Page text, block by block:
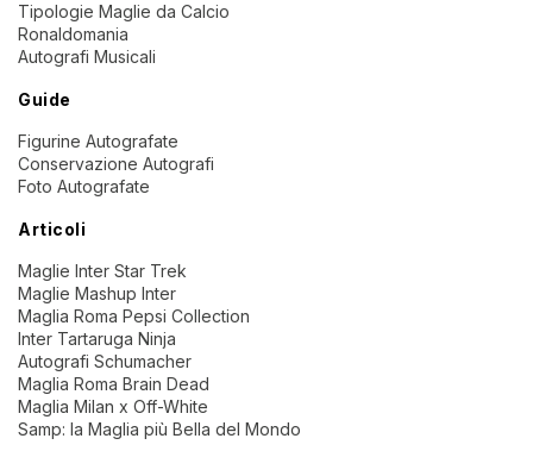
Tipologie Maglie da Calcio
Ronaldomania
Autografi Musicali
Guide
Figurine Autografate
Conservazione Autografi
Foto Autografate
Articoli
Maglie Inter Star Trek
Maglie Mashup Inter
Maglia Roma Pepsi Collection
Inter Tartaruga Ninja
Autografi Schumacher
Maglia Roma Brain Dead
Maglia Milan x Off-White
Samp: la Maglia più Bella del Mondo